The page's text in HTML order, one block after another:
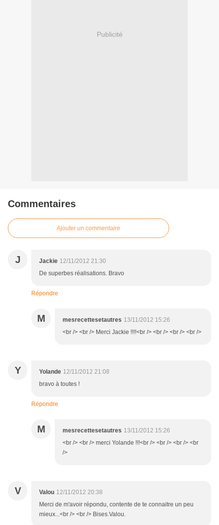
Publicité
Commentaires
Ajouter un commentaire
J Jackie 12/11/2012 21:30
De superbes réalisations. Bravo
Répondre
M mesrecettesetautres 13/11/2012 15:26
<br /> <br /> Merci Jackie !!!!<br /> <br /> <br /> <br />
Y Yolande 12/11/2012 21:08
bravo à toutes !
Répondre
M mesrecettesetautres 13/11/2012 15:26
<br /> <br /> merci Yolande !!!<br /> <br /> <br /> <br
/>
V Valou 12/11/2012 20:38
Merci de m'avoir répondu, contente de te connaitre un peu
mieux...<br /> <br /> Bises.Valou.